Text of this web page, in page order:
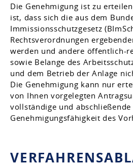
Die Genehmigung ist zu
ist, dass sich die aus dem
Immissionsschutzgesetz
Rechtsverordnungen
werden und andere öffentlich-
sowie Belange des
und dem Betrieb der Anlage
Die Genehmigung kann nur
von Ihnen vorgelegten
vollständige und
Genehmigungsfähigkeit des